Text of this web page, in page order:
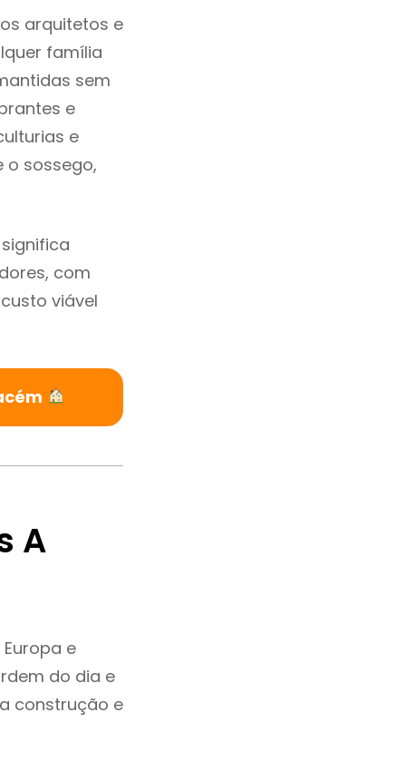
arquitetos e
família
sem
e
e
o sossego,
com
viável
A
e
do dia e
construção e